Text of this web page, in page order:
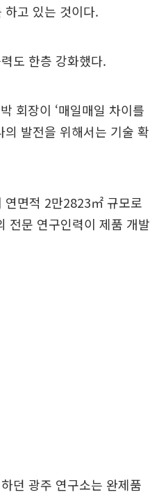
하고 있는 것이다.
도 한층 강화했다.
회장이 ‘매일매일 차이를
발전을 위해서는 기술 확
면적 2만2823㎡ 규모로
전문 연구인력이 제품 개발
던 광주 연구소는 완제품